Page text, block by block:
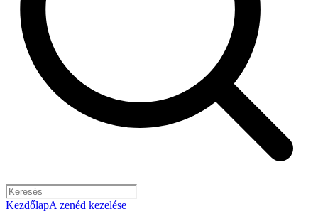
KezdőlapA zenéd kezelése